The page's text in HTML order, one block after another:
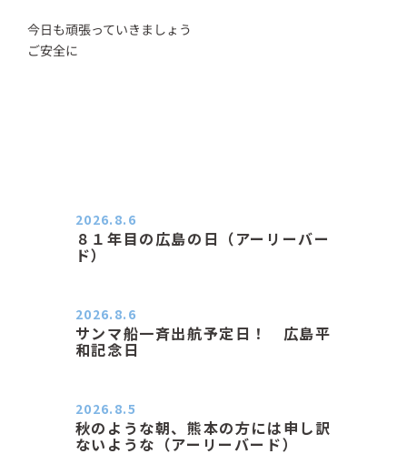
今日も頑張っていきましょう
ご安全に
８１年目の広島の日（アーリーバー
ド）
2026.8.6
サンマ船一斉出航予定日！ 広島平
和記念日
2026.8.6
秋のような朝、熊本の方には申し訳
ないような（アーリーバード）
2026.8.5